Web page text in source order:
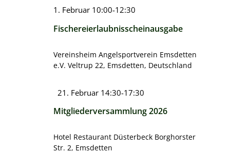
Fischereierlaubnisscheinausgabe
1. Februar 10:00-12:30
Vereinsheim Angelsportverein Emsdetten
e.V. Veltrup 22, Emsdetten, Deutschland
Mitgliederversammlung 2026
Hervorgehoben
21. Februar 14:30-17:30
Hotel Restaurant Düsterbeck Borghorster
Str. 2, Emsdetten